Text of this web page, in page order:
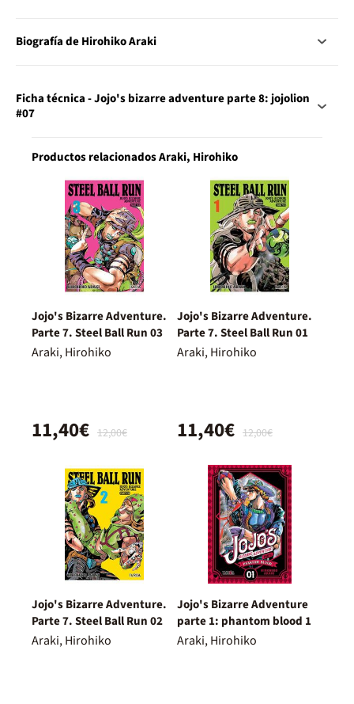
Biografía de Hirohiko Araki
Ficha técnica - Jojo's bizarre adventure parte 8: jojolion
#07
Productos relacionados Araki, Hirohiko
Jojo's Bizarre Adventure.
Parte 7. Steel Ball Run 03
Araki, Hirohiko
12,00€
11,40€
Jojo's Bizarre Adventure.
Parte 7. Steel Ball Run 01
Araki, Hirohiko
12,00€
11,40€
Jojo's Bizarre Adventure.
Parte 7. Steel Ball Run 02
Araki, Hirohiko
Jojo's Bizarre Adventure
parte 1: phantom blood 1
Araki, Hirohiko